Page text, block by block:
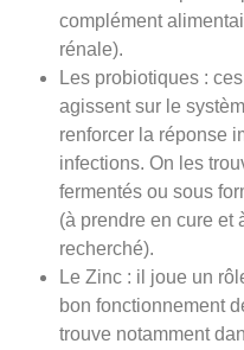
complément
rénale).
Les probiotiques :
agissent sur le
renforcer la réponse
infections. On les
fermentés ou sous
(à prendre en cure et
recherché).
Le Zinc : il joue un
bon fonctionnement
trouve notamment